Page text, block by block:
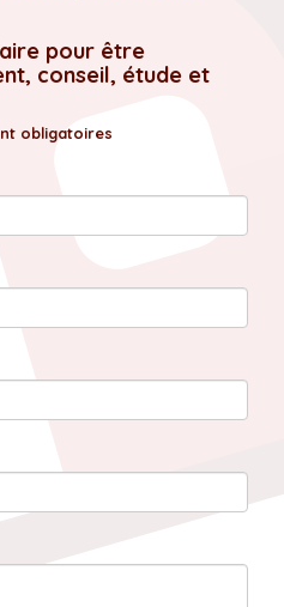
pour être
conseil, étude et
obligatoires